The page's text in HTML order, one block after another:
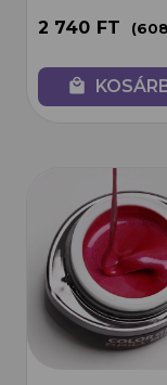
2 740 FT
local_mall